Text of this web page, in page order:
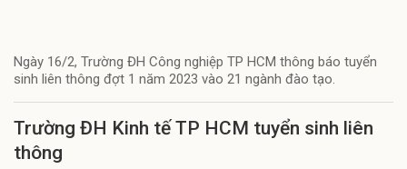
Ngày 16/2, Trường ĐH Công nghiệp TP HCM thông báo tuyển
sinh liên thông đợt 1 năm 2023 vào 21 ngành đào tạo.
Trường ĐH Kinh tế TP HCM tuyển sinh liên
thông